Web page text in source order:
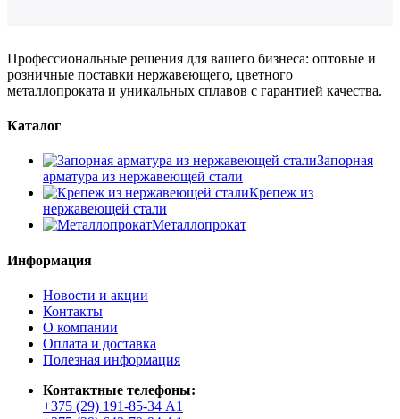
Профессиональные решения для вашего бизнеса: оптовые и
розничные поставки нержавеющего, цветного
металлопроката и уникальных сплавов с гарантией качества.
Каталог
Запорная
арматура из нержавеющей стали
Крепеж из
нержавеющей стали
Металлопрокат
Информация
Новости и акции
Контакты
О компании
Оплата и доставка
Полезная информация
Контактные телефоны:
+375 (29) 191-85-34 А1